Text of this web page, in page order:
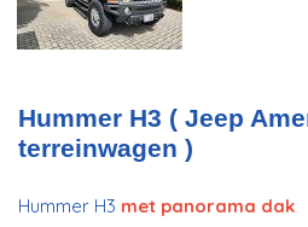
Hummer H3 ( Jeep
terreinwagen )
Hummer H3 met panorama dak